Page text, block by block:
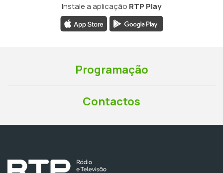
Instale a aplicação RTP Play
Programação
Contactos